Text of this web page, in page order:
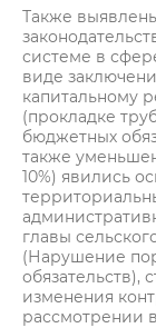
Также
системе в
виде
капитальному
(прокладке
бюджетных
также
10%) явились
главы
(Нарушение
обязательств),
изменения
рассмотрении